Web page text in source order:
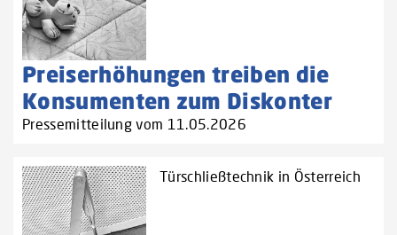
Preiserhöhungen treiben die
Konsumenten zum Diskonter
Pressemitteilung vom 11.05.2026
Türschließtechnik in Österreich